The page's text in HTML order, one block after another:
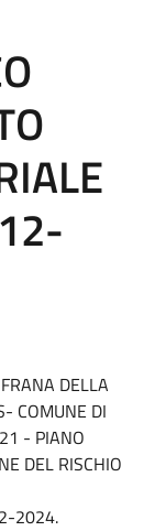
DELLA
COMUNE DI
- PIANO
DEL RISCHIO
2024.